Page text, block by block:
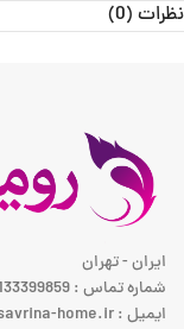
نظرات (0)
ایران - تهران
شماره تماس : 02133399859
ایمیل : info[at]savrina-home.ir